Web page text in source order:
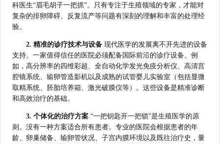
科医生“眉毛胡子一把抓”。只有专注于生殖领域的专家，才能对
复杂的排卵障碍、反复流产等问题有深刻的理解和丰富的处理经
验。
2. 精准的诊疗技术与设备 现代医学的发展离不开先进的设备
支持。一家值得信任的医院必须配备国际前沿的诊疗设备。例
如，高分辨率的四维彩超、全自动化学发光免疫分析仪、高清宫
腔镜系统、输卵管造影机以及成熟的试管婴儿实验室（包括显微
取精系统、胚胎培养箱、激光破膜仪等）。这些设备是精准诊断
和高效治疗的基础。
3. 个体化的治疗方案 “一把钥匙开一把锁”是生殖医学的原
则。没有一种方案适合所有患者。专业的医院会根据患者的年
龄、卵巢储备、输卵管状况、子宫内膜环境以及既往治疗史，量